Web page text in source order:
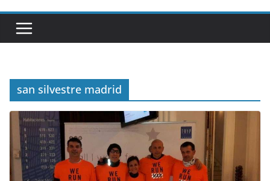
san silvestre madrid